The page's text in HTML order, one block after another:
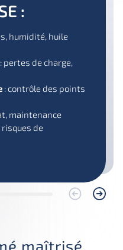
:
humidité, huile
: pertes de charge,
: contrôle des points
maintenance
risques de
maîtrisé,